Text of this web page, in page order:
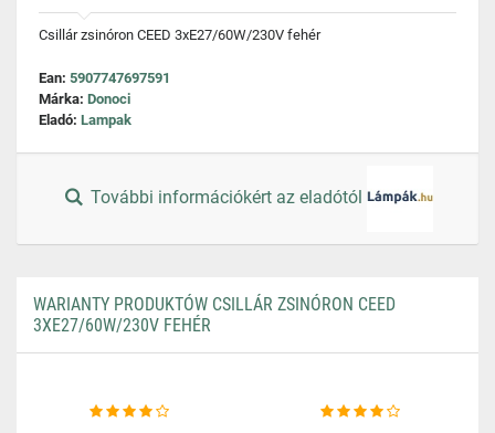
Csillár zsinóron CEED 3xE27/60W/230V fehér
Ean: 5907747697591
Márka: Donoci
Eladó: Lampak
További információkért az eladótól
WARIANTY PRODUKTÓW CSILLÁR ZSINÓRON CEED
3XE27/60W/230V FEHÉR